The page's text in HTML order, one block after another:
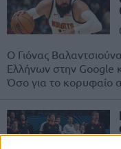
Ο Γιόνας
Ελλήνων στην Google
Όσο για το κορυφαίο